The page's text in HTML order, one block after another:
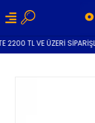
2200 TL VE ÜZERİ